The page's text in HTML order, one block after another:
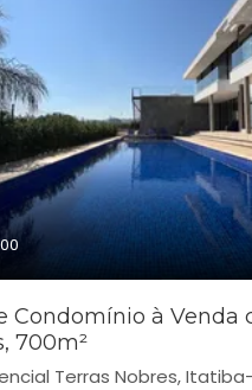
Condomínio à Venda
700m²
Terras Nobres,